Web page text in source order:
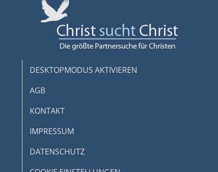
DESKTOPMODUS AKTIVIEREN
AGB
KONTAKT
IMPRESSUM
DATENSCHUTZ